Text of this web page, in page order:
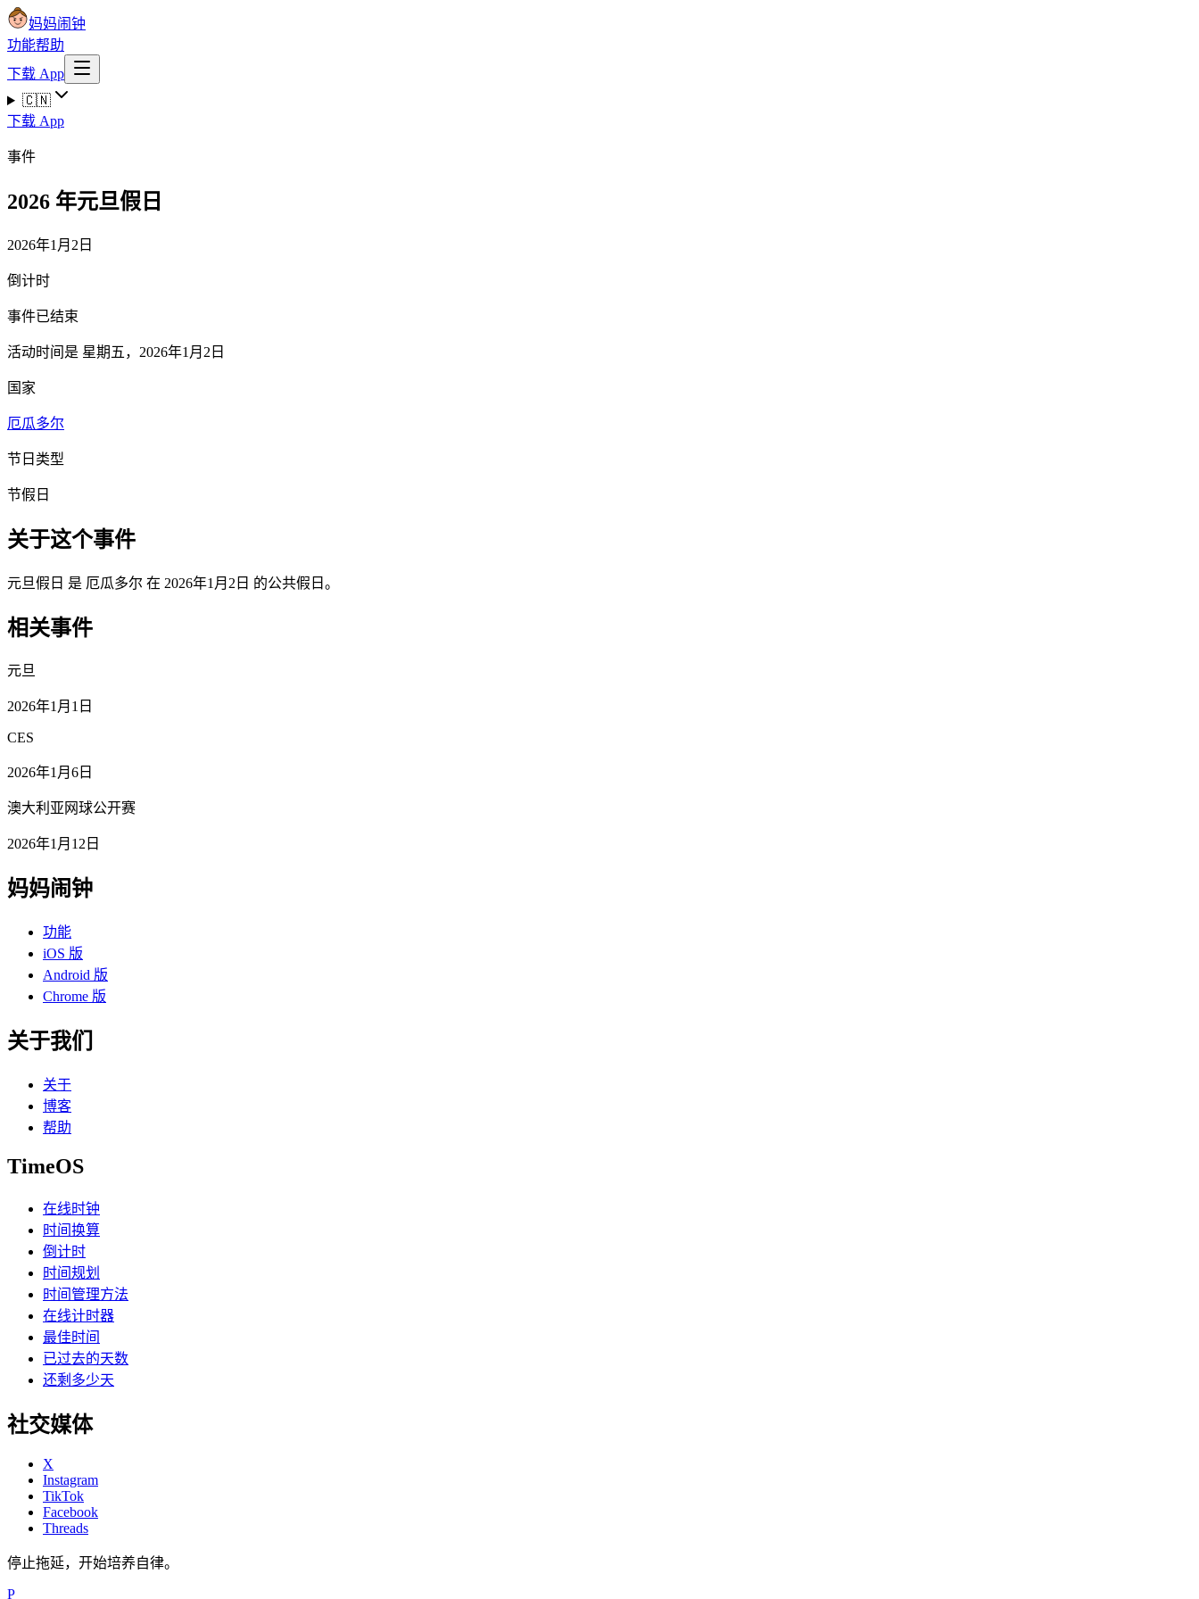
妈妈闹钟
功能帮助
下载 App
🇨🇳
下载 App
事件
2026 年元旦假日
2026年1月2日
倒计时
事件已结束
活动时间是 星期五，2026年1月2日
国家
厄瓜多尔
节日类型
节假日
关于这个事件
元旦假日 是 厄瓜多尔 在 2026年1月2日 的公共假日。
相关事件
元旦
2026年1月1日
CES
2026年1月6日
澳大利亚网球公开赛
2026年1月12日
妈妈闹钟
功能
iOS 版
Android 版
Chrome 版
关于我们
关于
博客
帮助
TimeOS
在线时钟
时间换算
倒计时
时间规划
时间管理方法
在线计时器
最佳时间
已过去的天数
还剩多少天
社交媒体
X
Instagram
TikTok
Facebook
Threads
停止拖延，开始培养自律。
P